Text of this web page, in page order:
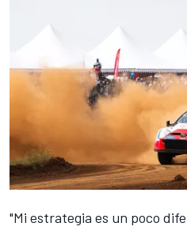
"Mi estrategia es un poco